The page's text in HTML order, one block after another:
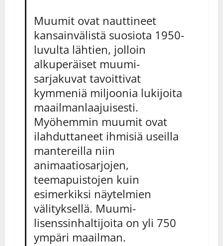
Muumit ovat nauttineet
kansainvälistä suosiota 1950-
luvulta lähtien, jolloin
alkuperäiset muumi-
sarjakuvat tavoittivat
kymmeniä miljoonia lukijoita
maailmanlaajuisesti.
Myöhemmin muumit ovat
ilahduttaneet ihmisiä useilla
mantereilla niin
animaatiosarjojen,
teemapuistojen kuin
esimerkiksi näytelmien
välityksellä. Muumi-
lisenssinhaltijoita on yli 750
ympäri maailman.